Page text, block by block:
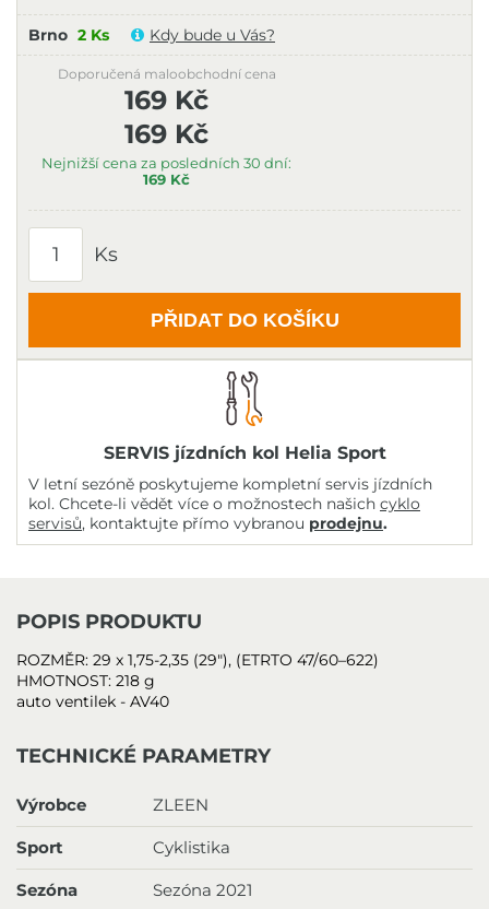
Brno 2 Ks Kdy bude u Vás?
169 Kč
Nejnižší cena za posledních 30 dní:
169 Kč
Doporučená maloobchodní cena
169 Kč
Ks
PŘIDAT DO KOŠÍKU
SERVIS jízdních kol Helia Sport
V letní sezóně poskytujeme kompletní servis jízdních
kol. Chcete-li vědět více o možnostech našich cyklo
servisů, kontaktujte přímo vybranou prodejnu.
POPIS PRODUKTU
ROZMĚR: 29 x 1,75-2,35 (29"), (ETRTO 47/60–622)
HMOTNOST: 218 g
auto ventilek - AV40
TECHNICKÉ PARAMETRY
Výrobce ZLEEN
Sport Cyklistika
Sezóna Sezóna 2021